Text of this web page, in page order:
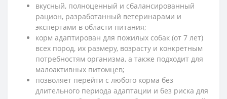
вкусный, полноценный и сбалансированный
рацион, разработанный ветеринарами и
экспертами в области питания;
корм адаптирован для пожилых собак (от 7 лет)
всех пород, их размеру, возрасту и конкретным
потребностям организма, а также подходит для
малоактивных питомцев;
позволяет перейти с любого корма без
длительного периода адаптации и без риска для